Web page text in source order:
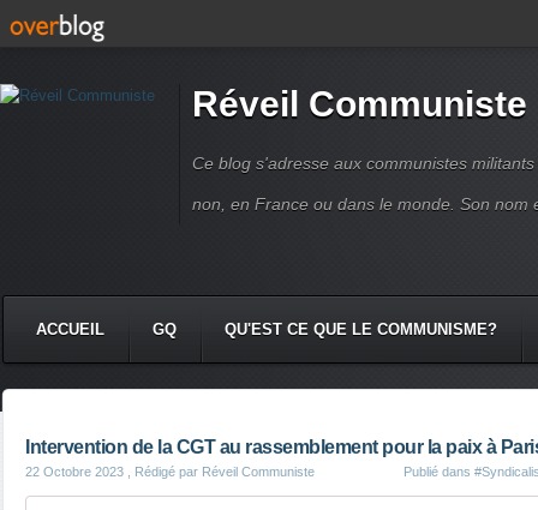
Réveil Communiste
Ce blog s'adresse aux communistes
non, en France ou dans le monde. Son nom
ACCUEIL GQ QU'EST CE QUE LE COMMUNISME?
Intervention de la CGT au rassemblement pour la paix à
22 Octobre 2023 , Rédigé par Réveil Communiste Publié dans